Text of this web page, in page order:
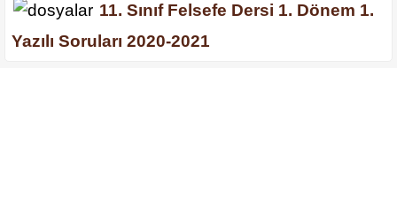
11. Sınıf Felsefe Dersi 1. Dönem 1.
Yazılı Soruları 2020-2021